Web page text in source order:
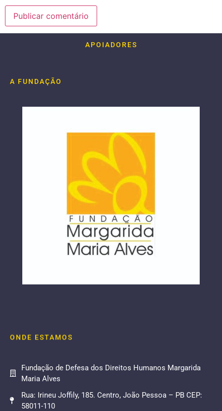
APOIADORES
A FUNDAÇÃO
ONDE ESTAMOS
Fundação de Defesa dos Direitos Humanos Margarida
Maria Alves
Rua: Irineu Joffily, 185. Centro, João Pessoa – PB CEP:
58011-110